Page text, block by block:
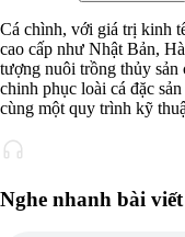
Cá chình, với giá trị kinh
cao cấp như Nhật Bản,
tượng nuôi trồng thủy
chinh phục loài cá đặc
cùng một quy trình kỹ
Nghe nhanh bài viết